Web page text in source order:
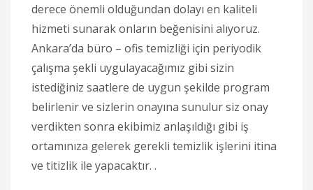
derece önemli olduğundan dolayı en kaliteli
hizmeti sunarak onların beğenisini alıyoruz.
Ankara’da büro – ofis temizliği için periyodik
çalışma şekli uygulayacağımız gibi sizin
istediğiniz saatlere de uygun şekilde program
belirlenir ve sizlerin onayına sunulur siz onay
verdikten sonra ekibimiz anlaşıldığı gibi iş
ortamınıza gelerek gerekli temizlik işlerini itina
ve titizlik ile yapacaktır. .